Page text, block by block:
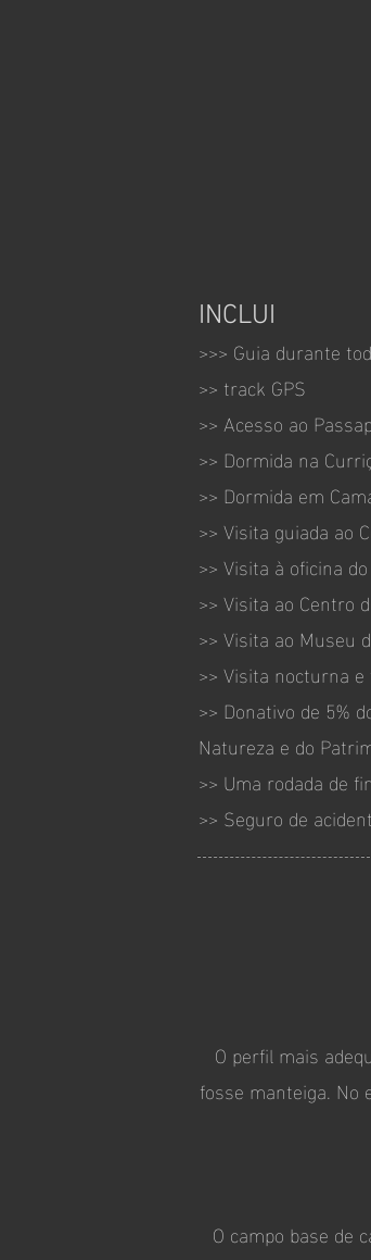
INCLUI
>>> Guia durante
>> track GPS
>> Acesso ao
>> Dormida na
>> Dormida em
>> Visita guiada ao
>> Visita à oficina
>> Visita ao Centro
>> Visita ao Museu
>> Visita nocturna
>> Donativo de 5%
Natureza e do
>> Uma rodada de
>> Seguro de
O perfil mais
fosse manteiga. No
O campo base de